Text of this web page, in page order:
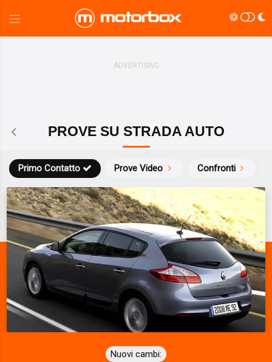
PROVE SU STRADA AUTO
Prove Video Confronti
Primo Contatto
Nuovi cambi: